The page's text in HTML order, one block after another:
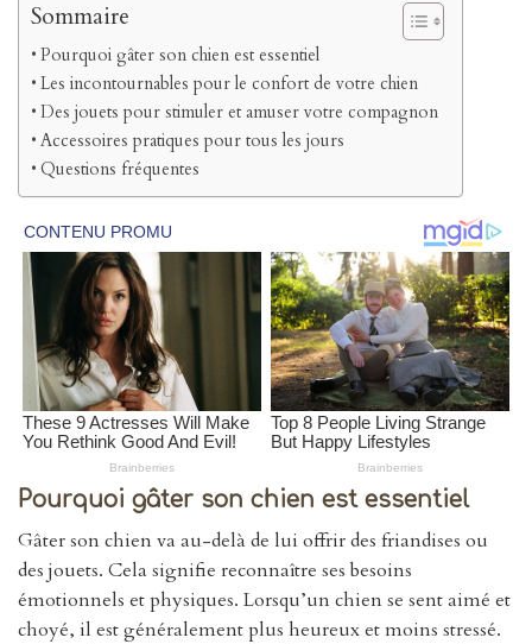
Sommaire
Pourquoi gâter son chien est essentiel
Les incontournables pour le confort de votre chien
Des jouets pour stimuler et amuser votre compagnon
Accessoires pratiques pour tous les jours
Questions fréquentes
Pourquoi gâter son chien est essentiel
Gâter son chien va au-delà de lui offrir des friandises ou
des jouets. Cela signifie reconnaître ses besoins
émotionnels et physiques. Lorsqu’un chien se sent aimé et
choyé, il est généralement plus heureux et moins stressé.